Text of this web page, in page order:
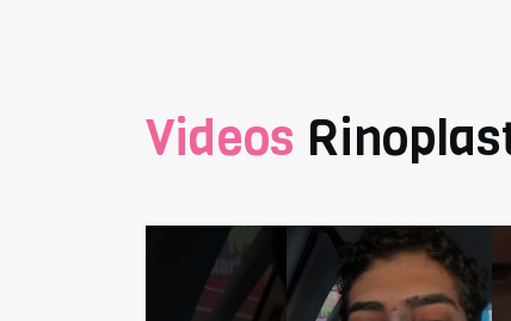
Videos